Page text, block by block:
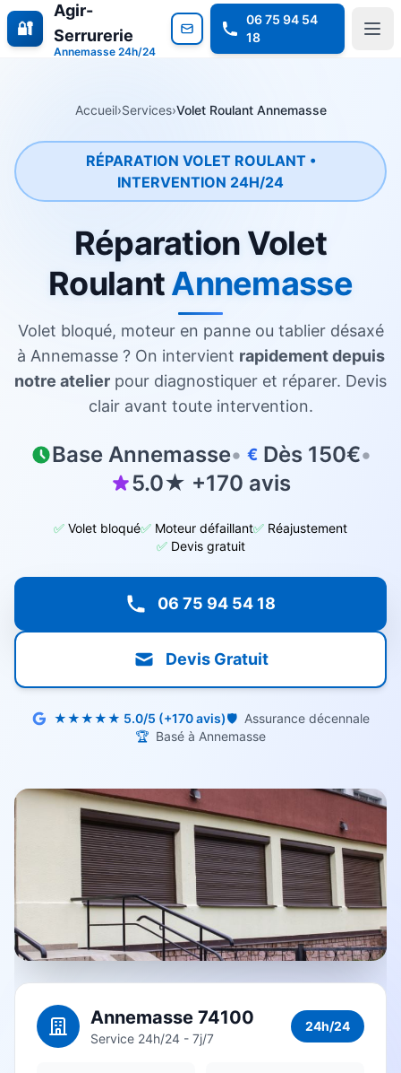
🔐
Agir-
Serrurerie
Annemasse 24h/24
06 75 94 54
18
Accueil›Services›Volet Roulant Annemasse
RÉPARATION VOLET ROULANT •
INTERVENTION 24H/24
Réparation Volet
RoulantAnnemasse
Volet bloqué, moteur en panne ou tablier désaxé
à Annemasse ? On intervient rapidement depuis
notre atelier pour diagnostiquer et réparer. Devis
clair avant toute intervention.
Base Annemasse• € Dès 150€•
5.0★ +170 avis
✅ Volet bloqué✅ Moteur défaillant✅ Réajustement
✅ Devis gratuit
06 75 94 54 18
Devis Gratuit
★★★★★ 5.0/5 (+170 avis)🛡️ Assurance décennale
🏆 Basé à Annemasse
Annemasse 74100
Service 24h/24 - 7j/7
24h/24